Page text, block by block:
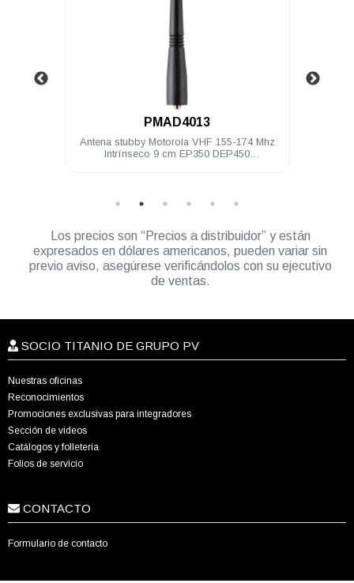
.
PMAD4013
Antena stubby Motorola VHF 155-174 Mhz
Intrínseco 9 cm EP350 DEP450
Los precios son “Precios a distribuidor” y están
expresados en dólares americanos, pueden variar sin
previo aviso, asegúrese verificándolos con su ejecutivo
de ventas.
SOCIO TITANIO DE GRUPO PV
Nuestras oficinas
Reconocimientos
Promociones exclusivas para integradores
Sección de videos
Catálogos y folletería
Folios de servicio
CONTACTO
Formulario de contacto